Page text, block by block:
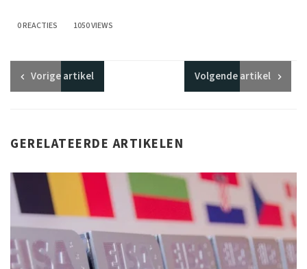
0 REACTIES 1050 VIEWS
Vorigeartikel Volgendeartikel
GERELATEERDE ARTIKELEN